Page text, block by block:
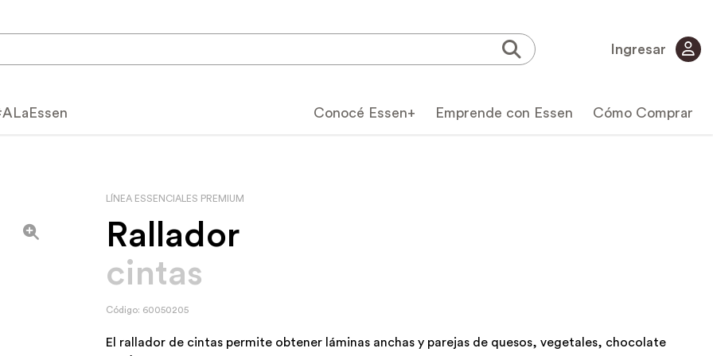
Ingresar
Cómo utilizar tu Essen
Servicio post-venta
Conocé Essen+ Emprende con Essen Cómo Comprar
LÍNEA ESSENCIALES PREMIUM
Rallador
cintas
Código: 60050205
El rallador de cintas permite obtener láminas anchas y parejas de quesos, vegetales, chocolate